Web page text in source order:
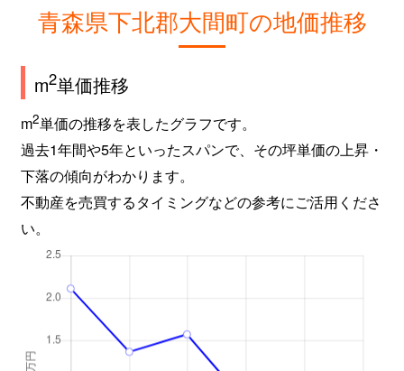
青森県下北郡大間町の地価推移
m2単価推移
m2単価の推移を表したグラフです。
過去1年間や5年といったスパンで、その坪単価の上昇・
下落の傾向がわかります。
不動産を売買するタイミングなどの参考にご活用くださ
い。